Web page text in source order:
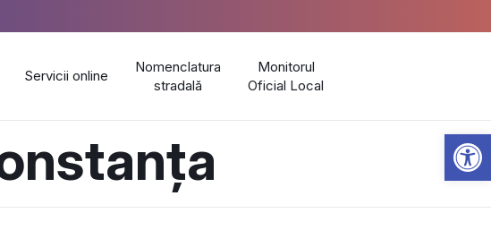
Servicii online
Nomenclatura
stradală
Monitorul
Oficial Local